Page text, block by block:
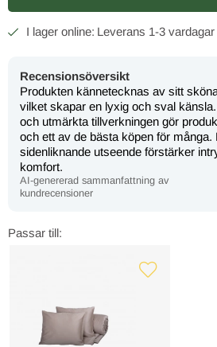
1-3 vardagar
Recensionsöversikt
Produkten kännetecknas av sitt
vilket skapar en lyxig och sval
och utmärkta tillverkningen gör
och ett av de bästa köpen för
sidenliknande utseende förstärker
komfort.
AI-genererad sammanfattning av
kundrecensioner
Passar till: